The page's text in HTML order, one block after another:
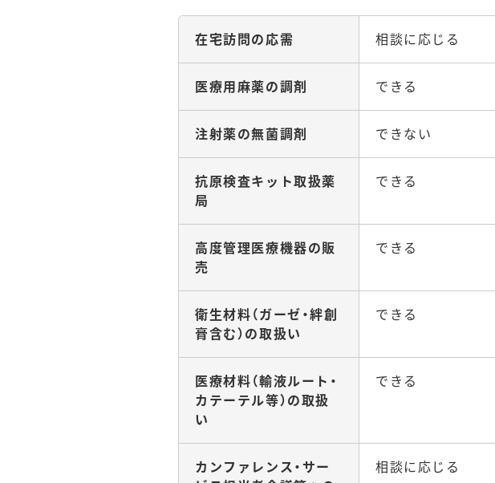
在宅訪問の応需 相談に応じる
医療用麻薬の調剤 できる
注射薬の無菌調剤 できない
抗原検査キット取扱薬
局
できる
高度管理医療機器の販
売
できる
衛生材料（ガーゼ・絆創
膏含む）の取扱い
できる
医療材料（輸液ルート・
カテーテル等）の取扱
い
できる
カンファレンス・サー
相談に応じる